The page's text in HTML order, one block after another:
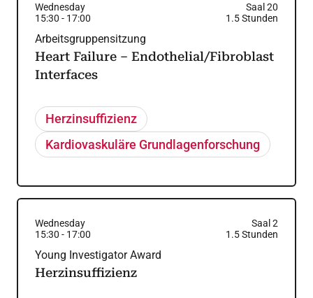
Wednesday
Saal 20
15:30 - 17:00 1.5Stunden
Arbeitsgruppensitzung
Heart Failure – Endothelial/Fibroblast
Interfaces
Herzinsuffizienz
Kardiovaskuläre Grundlagenforschung
Wednesday
Saal 2
15:30 - 17:00 1.5Stunden
Young Investigator Award
Herzinsuffizienz